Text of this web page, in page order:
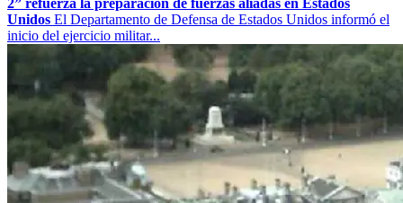
Unidos El Departamento de Defensa de Estados Unidos informó el
inicio del ejercicio militar...